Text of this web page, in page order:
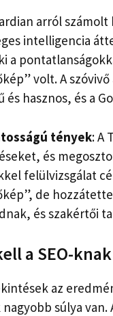
arról
intelligencia
a
volt. A
és hasznos, és a
tények: A
és
felülvizsgálat
de
és szakértői
a SEO-
az
súlya